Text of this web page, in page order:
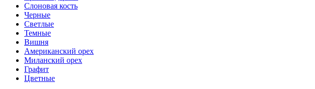
Слоновая кость
Черные
Светлые
Темные
Вишня
Американский орех
Миланский орех
Графит
Цветные